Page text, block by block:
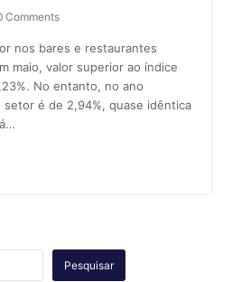
Comments
nos bares e restaurantes
maio, valor superior ao índice
No entanto, no ano
setor é de 2,94%, quase idêntica
Pesquisar